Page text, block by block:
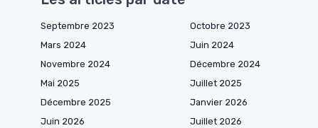
Septembre 2023 Octobre 2023
Mars 2024
Juin 2024
Novembre 2024
Décembre 2024
Mai 2025
Juillet 2025
Décembre 2025
Janvier 2026
Juin 2026
Juillet 2026